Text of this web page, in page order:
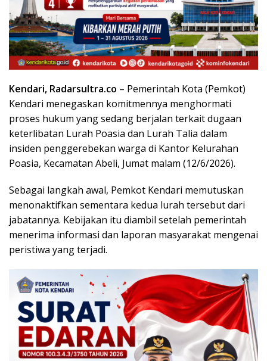
Kendari, Radarsultra.co – Pemerintah Kota (Pemkot)
Kendari menegaskan komitmennya menghormati
proses hukum yang sedang berjalan terkait dugaan
keterlibatan Lurah Poasia dan Lurah Talia dalam
insiden penggerebekan warga di Kantor Kelurahan
Poasia, Kecamatan Abeli, Jumat malam (12/6/2026).
Sebagai langkah awal, Pemkot Kendari memutuskan
menonaktifkan sementara kedua lurah tersebut dari
jabatannya. Kebijakan itu diambil setelah pemerintah
menerima informasi dan laporan masyarakat mengenai
peristiwa yang terjadi.